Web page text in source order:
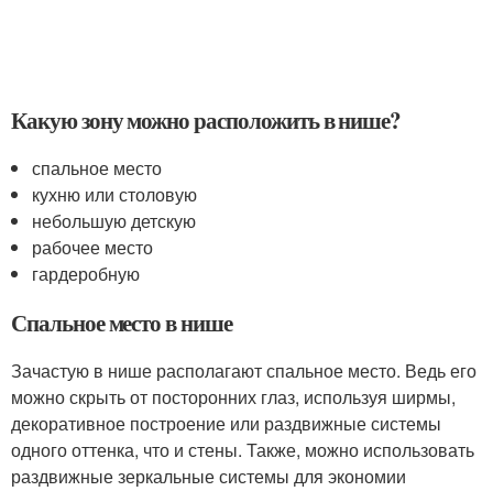
Какую зону можно расположить в нише?
спальное место
кухню или столовую
небольшую детскую
рабочее место
гардеробную
Спальное место в нише
Зачастую в нише располагают спальное место. Ведь его
можно скрыть от посторонних глаз, используя ширмы,
декоративное построение или раздвижные системы
одного оттенка, что и стены. Также, можно использовать
раздвижные зеркальные системы для экономии